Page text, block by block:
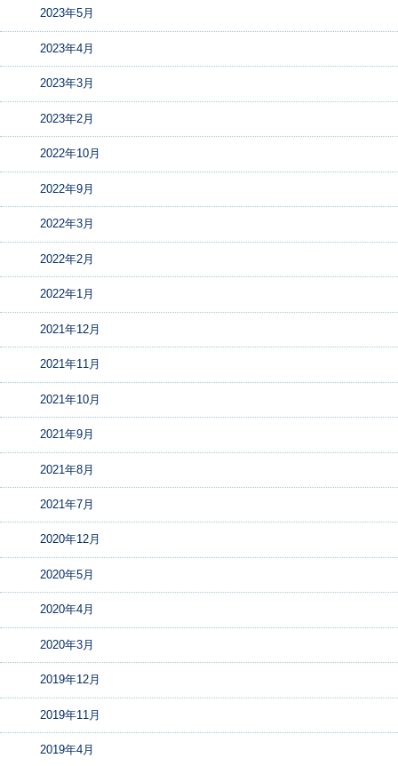
2023年5月
2023年4月
2023年3月
2023年2月
2022年10月
2022年9月
2022年3月
2022年2月
2022年1月
2021年12月
2021年11月
2021年10月
2021年9月
2021年8月
2021年7月
2020年12月
2020年5月
2020年4月
2020年3月
2019年12月
2019年11月
2019年4月